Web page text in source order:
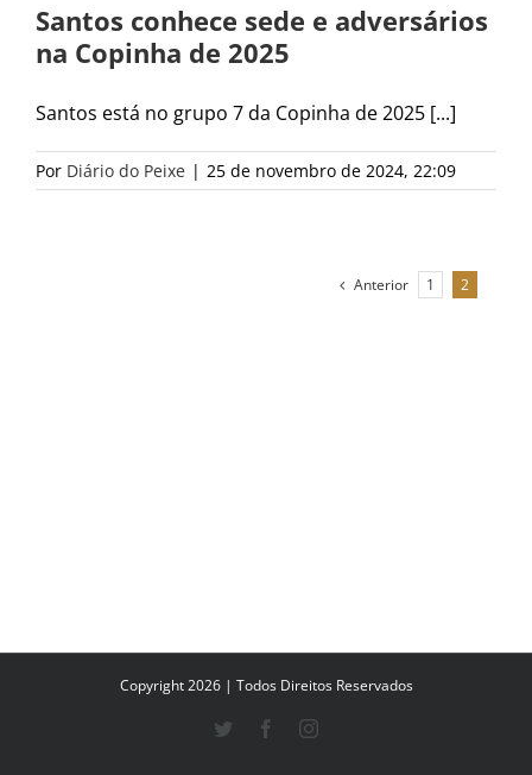
Santos conhece sede e adversários
na Copinha de 2025
Santos está no grupo 7 da Copinha de 2025 [...]
Por Diário do Peixe | 25 de novembro de 2024, 22:09
Anterior 1 2
Copyright 2026 | Todos Direitos Reservados
Twitter FacebookInstagram